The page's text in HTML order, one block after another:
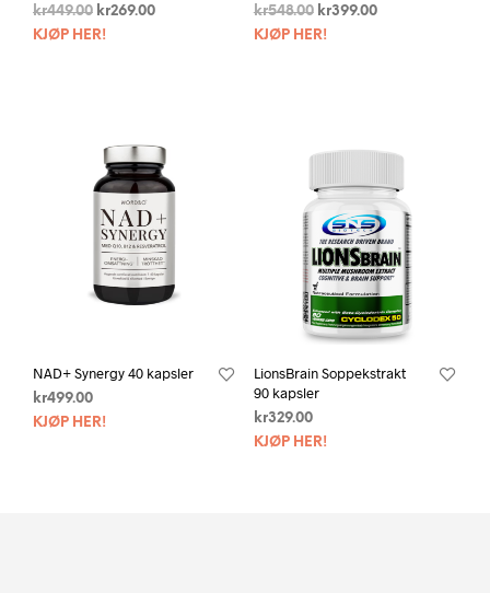
kr449.00 kr269.00
KJØP HER!
kr548.00 kr399.00
KJØP HER!
NAD+ Synergy 40 kapsler
kr499.00
KJØP HER!
LionsBrain Soppekstrakt
90 kapsler
kr329.00
KJØP HER!